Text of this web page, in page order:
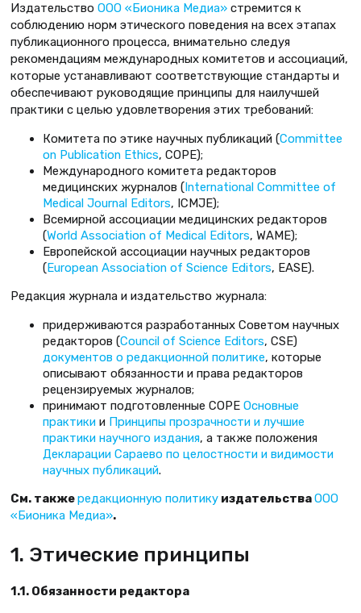
Издательство ООО «Бионика Медиа» стремится к
соблюдению норм этического поведения на всех этапах
публикационного процесса, внимательно следуя
рекомендациям международных комитетов и ассоциаций,
которые устанавливают соответствующие стандарты и
обеспечивают руководящие принципы для наилучшей
практики с целью удовлетворения этих требований:
Комитета по этике научных публикаций (Committee
on Publication Ethics, COPE);
Международного комитета редакторов
медицинских журналов (International Committee of
Medical Journal Editors, ICMJE);
Всемирной ассоциации медицинских редакторов
(World Association of Medical Editors, WAME);
Европейской ассоциации научных редакторов
(European Association of Science Editors, EASE).
Редакция журнала и издательство журнала:
придерживаются разработанных Советом научных
редакторов (Council of Science Editors, CSE)
документов о редакционной политике, которые
описывают обязанности и права редакторов
рецензируемых журналов;
принимают подготовленные COPE Основные
практики и Принципы прозрачности и лучшие
практики научного издания, а также положения
Декларации Сараево по целостности и видимости
научных публикаций.
См. такжередакционную политику издательстваООО
«Бионика Медиа».
1. Этические принципы
1.1. Обязанности редактора